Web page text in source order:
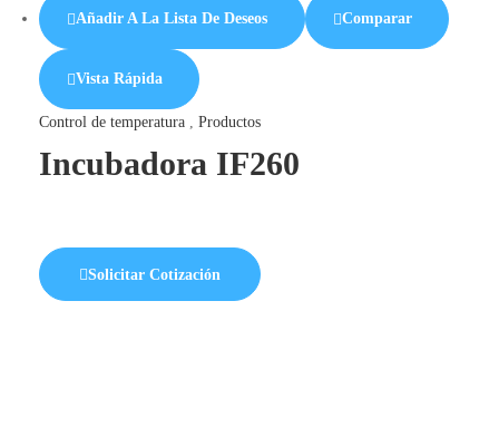
Añadir A La Lista De Deseos Comparar
Vista Rápida
Control de temperatura, Productos
Incubadora IF260
Solicitar Cotización